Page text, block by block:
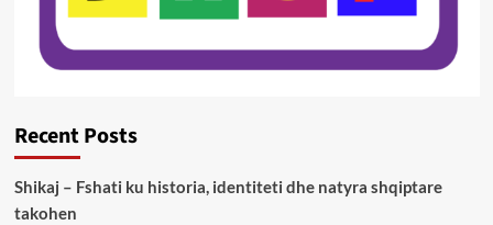
Recent Posts
Shikaj – Fshati ku historia, identiteti dhe natyra shqiptare
takohen